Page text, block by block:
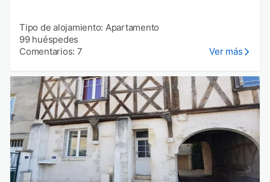
Tipo de alojamiento: Apartamento
99 huéspedes
Comentarios: 7
Ver más